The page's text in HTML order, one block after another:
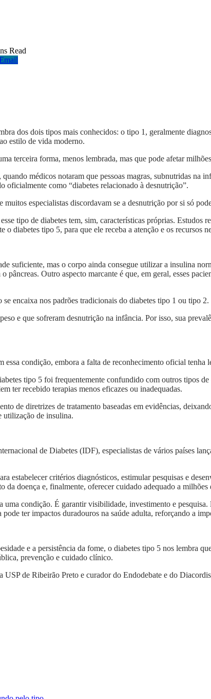
Read
dos dois tipos mais conhecidos: o tipo 1, geralmente
estilo de vida moderno.
terceira forma, menos lembrada, mas que pode afetar
médicos notaram que pessoas magras, subnutridas na
como “diabetes relacionado à desnutrição”.
especialistas discordavam se a desnutrição por si só
tipo de diabetes tem, sim, características próprias.
diabetes tipo 5, para que ele receba a atenção e os recursos
suficiente, mas o corpo ainda consegue utilizar a insulina
Outro aspecto marcante é que, em geral, esses
encaixa nos padrões tradicionais do diabetes tipo 1 ou tipo 2.
e que sofreram desnutrição na infância. Por isso, sua
condição, embora a falta de reconhecimento oficial tenha
tipo 5 foi frequentemente confundido com outros tipos
ter recebido terapias menos eficazes ou inadequadas.
de diretrizes de tratamento baseadas em evidências,
utilização de insulina.
de Diabetes (IDF), especialistas de vários países
estabelecer critérios diagnósticos, estimular pesquisas e
doença e, finalmente, oferecer cuidado adequado a milhões
condição. É garantir visibilidade, investimento e
ter impactos duradouros na saúde adulta, reforçando a
e a persistência da fome, o diabetes tipo 5 nos lembra
prevenção e cuidado clínico.
de Ribeirão Preto e curador do Endodebate e do Diacordis